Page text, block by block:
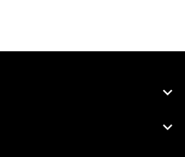

